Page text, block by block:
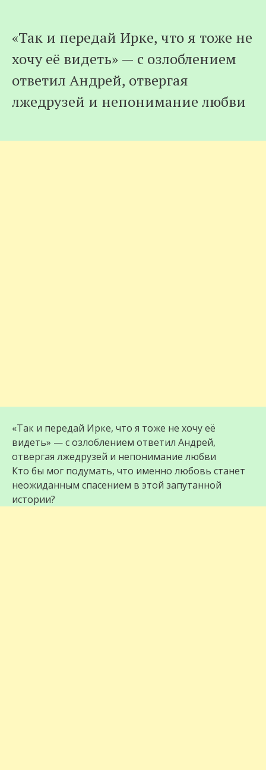
«Так и передай Ирке, что я тоже не
хочу её видеть» — с озлоблением
ответил Андрей, отвергая
лжедрузей и непонимание любви
«Так и передай Ирке, что я тоже не хочу её
видеть» — с озлоблением ответил Андрей,
отвергая лжедрузей и непонимание любви
Кто бы мог подумать, что именно любовь станет
неожиданным спасением в этой запутанной
истории?